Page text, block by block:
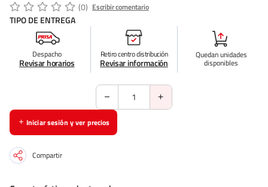
(0) Escribir comentario
TIPO DE ENTREGA
Despacho
Revisar horarios
Retiro centro distribución
Revisar información
Quedanunidades
disponibles
Iniciar sesión y ver precios
Compartir